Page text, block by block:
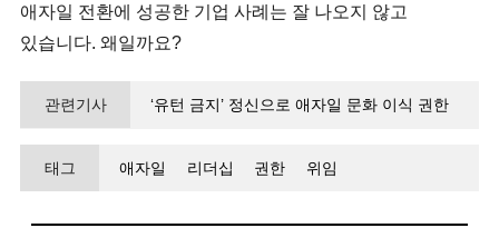
애자일 전환에 성공한 기업 사례는 잘 나오지 않고
있습니다. 왜일까요?
관련기사
‘유턴 금지’ 정신으로 애자일 문화 이식 권한
태그
애자일 리더십 권한 위임